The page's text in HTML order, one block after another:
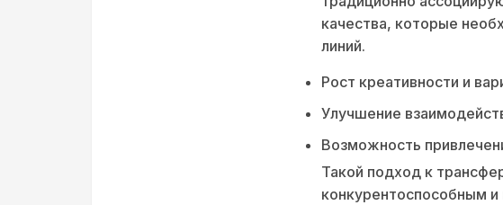
качества, которые
линий.
Рост креативности и
Улучшение
Возможность
Такой подход к
конкурентоспособным и